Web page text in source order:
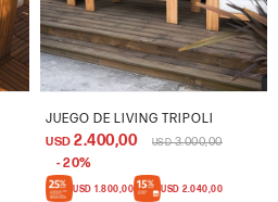
JUEGO DE LIVING TRIPOLI
USD 2.400,00 USD 3.000,00
20
USD 1.800,00 USD 2.040,00